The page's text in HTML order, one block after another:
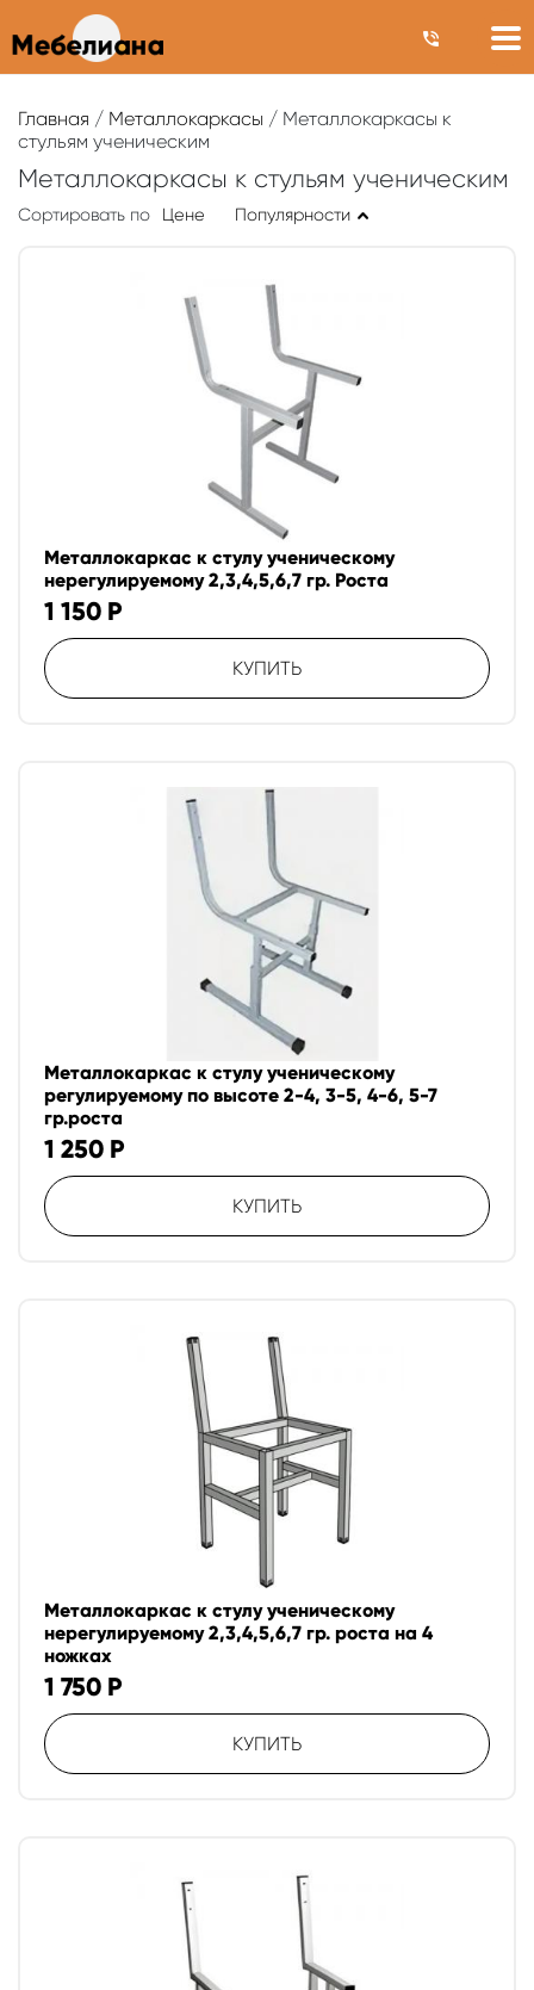
Главная / Металлокаркасы / Металлокаркасы к
стульям ученическим
Металлокаркасы к стульям ученическим
Сортировать по Цене Популярности
Металлокаркас к стулу ученическому
нерегулируемому 2,3,4,5,6,7 гр. Роста
1 150 Р
КУПИТЬ
Металлокаркас к стулу ученическому
регулируемому по высоте 2-4, 3-5, 4-6, 5-7
гр.роста
1 250 Р
КУПИТЬ
Металлокаркас к стулу ученическому
нерегулируемому 2,3,4,5,6,7 гр. роста на 4
ножках
1 750 Р
КУПИТЬ